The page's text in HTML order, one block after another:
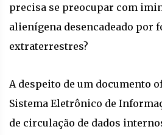
precisa se preocupar com
alienígena desencadeado por
extraterrestres?
A despeito de um documento
Sistema Eletrônico de
de circulação de dados